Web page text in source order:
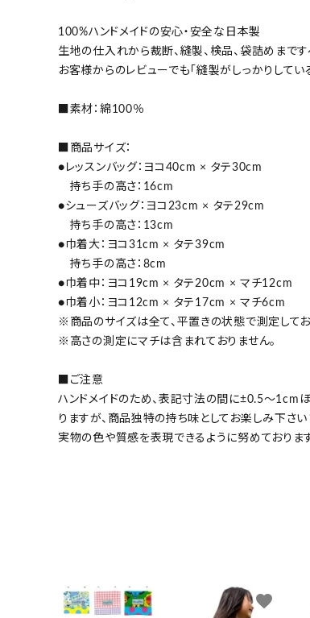
100%ハンドメイドの安心・安全な日本製
生地の仕入れから裁断、縫製、検品、袋詰めまで
お客様からのレビューでも「縫製がしっかりしてい
■素材：綿100％
■商品サイズ：
●レッスンバッグ：ヨコ40cm × タテ30cm
持ち手の高さ：16cm
●シューズバッグ：ヨコ23cm × タテ29cm
持ち手の高さ：13cm
●巾着大：ヨコ31cm × タテ39cm
持ち手の高さ：8cm
●巾着中：ヨコ19cm × タテ20cm × マチ12cm
●巾着小：ヨコ12cm × タテ17cm × マチ6cm
※商品のサイズは全て、平置きの状態で測定してお
※高さの測定にマチは含まれておりません。
■ご注意
ハンドメイドのため、表記寸法の間に±0.5～1cm
りますが、商品独特の持ち味としてお楽しみ下さ
実物の色や質感を表現できるように努めておりま
favorite